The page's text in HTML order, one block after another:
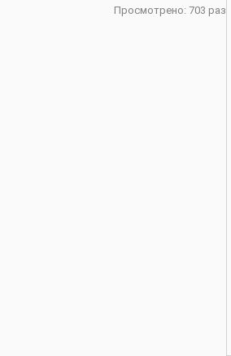
Просмотрено: 703 раз